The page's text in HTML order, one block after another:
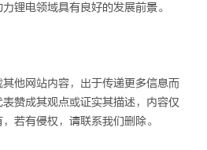
锂电领域具有良好的发展前景。
他网站内容，出于传递更多信息而
赞成其观点或证实其描述，内容仅
若有侵权，请联系我们删除。